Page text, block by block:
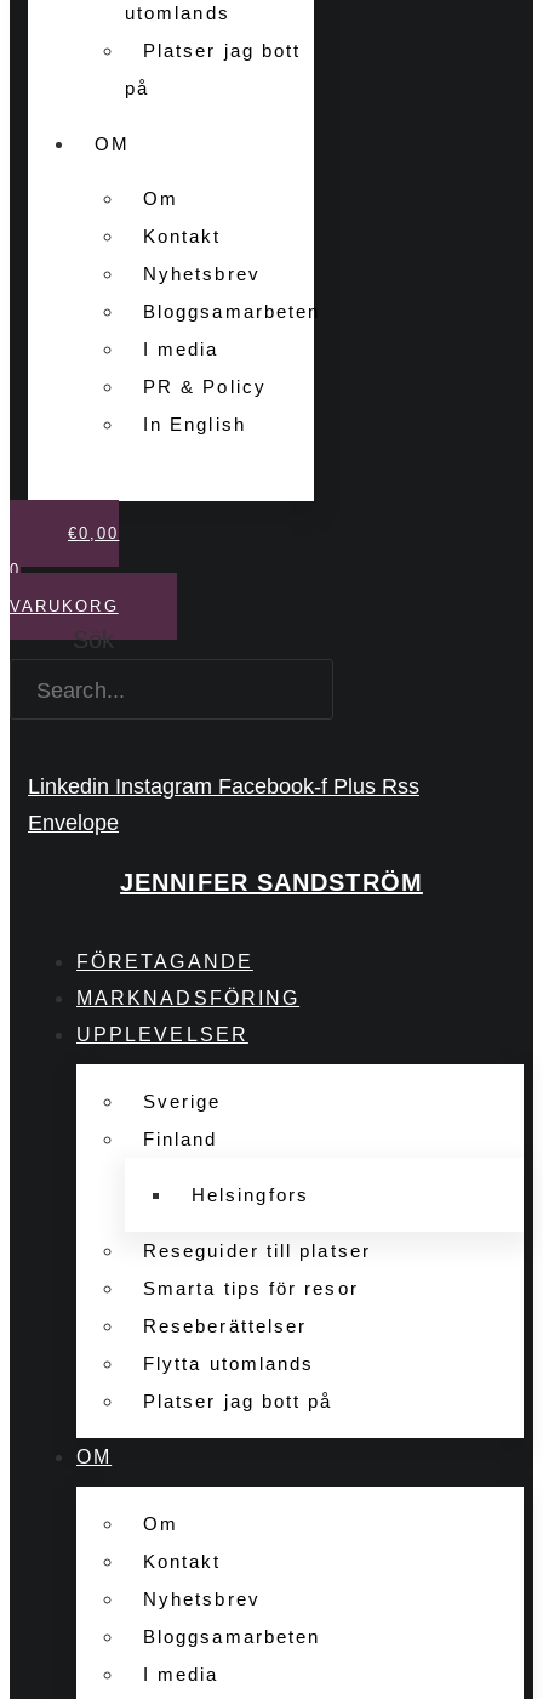
utomlands
Platser jag bott
på
OM
Om
Kontakt
Nyhetsbrev
Bloggsamarbeten
I media
PR & Policy
In English
€0,00
0
VARUKORG
Sök
Linkedin Instagram Facebook-f Plus Rss
Envelope
JENNIFER SANDSTRÖM
FÖRETAGANDE
MARKNADSFÖRING
UPPLEVELSER
Sverige
Finland
Helsingfors
Reseguider till platser
Smarta tips för resor
Reseberättelser
Flytta utomlands
Platser jag bott på
OM
Om
Kontakt
Nyhetsbrev
Bloggsamarbeten
I media